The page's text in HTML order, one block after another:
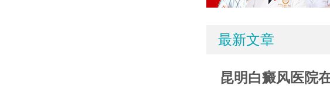
最新文章
昆明白癜风医院